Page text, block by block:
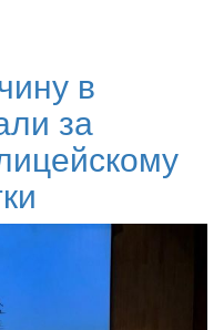
в
за